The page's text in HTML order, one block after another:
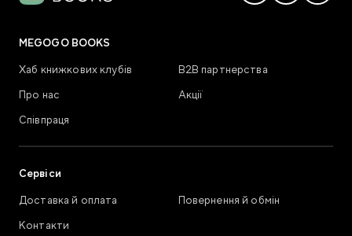
MEGOGO BOOKS
Хаб книжкових клубів
В2В партнерства
Про нас
Акції
Співпраця
Сервіси
Доставка й оплата
Повернення й обмін
Контакти